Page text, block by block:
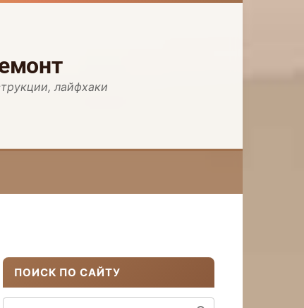
лайфхаки
ПОИСК ПО САЙТУ